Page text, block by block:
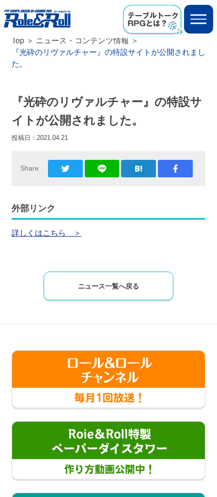
Top
ニュース・コンテンツ情報
『光砕のリヴァルチャー』の特設サイトが公開されまし
た。
『光砕のリヴァルチャー』の特設サ
イトが公開されました。
投稿日： 2021.04.21
Share
外部リンク
詳しくはこちら ＞
ニュース一覧へ戻る